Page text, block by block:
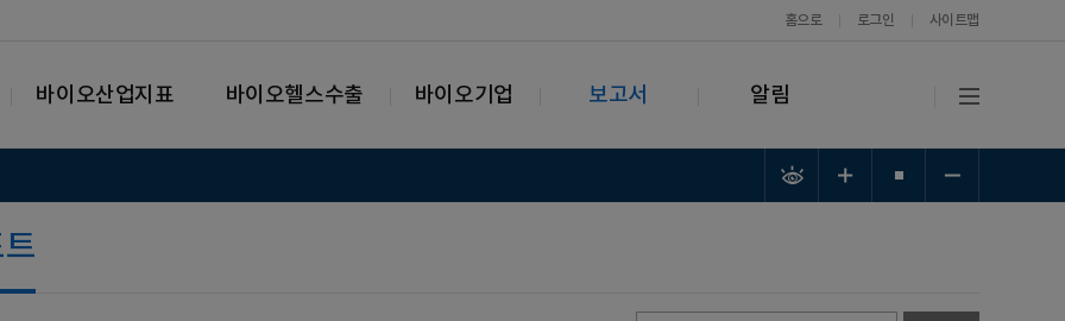
홈으로 로그인 사이트맵
바이오산업지표 바이오헬스수출 바이오기업 보고서 알림